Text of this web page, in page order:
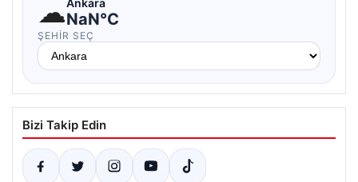
☁NaN°C
ŞEHIR SEÇ
Bizi Takip Edin